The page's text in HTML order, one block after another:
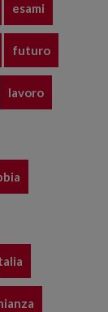
esami
futuro
lavoro